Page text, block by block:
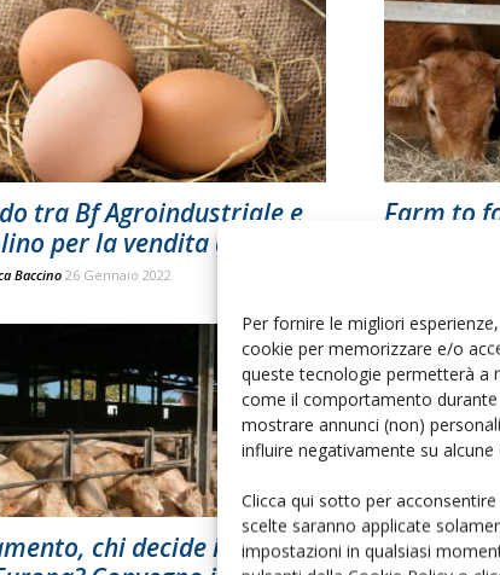
Per fornire le migliori
cookie per memorizzare e/o
queste tecnologie permetterà a
come il comportamento
mostrare annunci (non)
influire negativamente su
Clicca qui sotto per
scelte saranno applicate
impostazioni in qualsiasi
tra Bf Agroindustriale e
per la vendita di uova...
Baccino 26 Gennaio 2022
Farm to
«No ad
6
chi decide il futuro
Carni